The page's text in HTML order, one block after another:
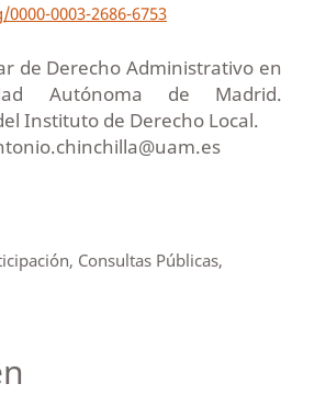
0003-2686-6753
de Derecho Administrativo en
Autónoma de Madrid.
Instituto de Derecho Local.
Consultas Públicas,